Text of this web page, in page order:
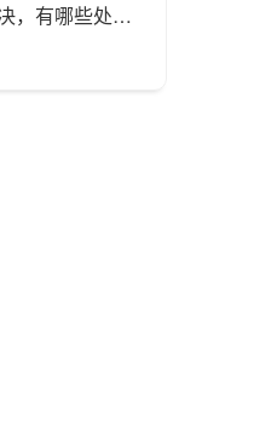
诺科壁挂炉出现13怎么解决，有哪些处理方法